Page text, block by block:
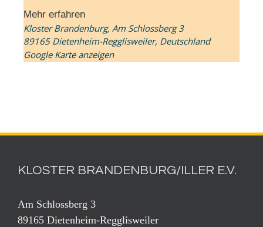
Mehr erfahren
Kloster Brandenburg, Am Schlossberg 3
89165 Dietenheim-Regglisweiler, Deutschland
Google Karte anzeigen
KLOSTER BRANDENBURG/ILLER E.V.
Am Schlossberg 3
89165 Dietenheim-Regglisweiler